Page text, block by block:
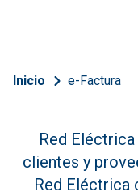
Inicio e-Factura
Red
clientes y
Red Eléctrica